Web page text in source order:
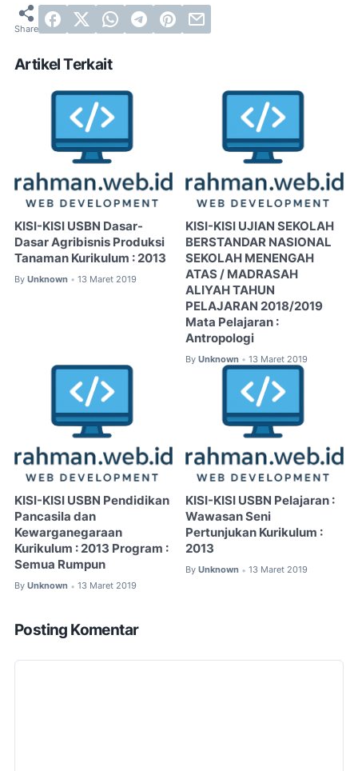
Artikel Terkait
KISI-KISI USBN Dasar-
Dasar Agribisnis Produksi
Tanaman Kurikulum : 2013
By Unknown • 13 Maret 2019
KISI-KISI UJIAN SEKOLAH
BERSTANDAR NASIONAL
SEKOLAH MENENGAH
ATAS / MADRASAH
ALIYAH TAHUN
PELAJARAN 2018/2019
Mata Pelajaran :
Antropologi
By Unknown • 13 Maret 2019
KISI-KISI USBN Pendidikan
Pancasila dan
Kewarganegaraan
Kurikulum : 2013 Program :
Semua Rumpun
By Unknown • 13 Maret 2019
KISI-KISI USBN Pelajaran :
Wawasan Seni
Pertunjukan Kurikulum :
2013
By Unknown • 13 Maret 2019
Posting Komentar